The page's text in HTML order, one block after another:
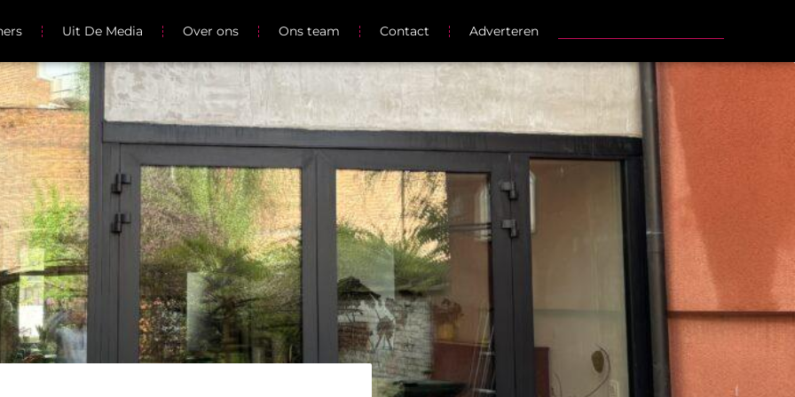
Uit De Media Over ons Ons team Contact Adverteren